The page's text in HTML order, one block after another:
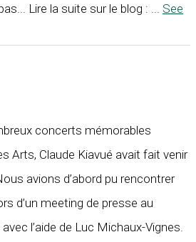
Lire la suite sur le blog :
See
concerts mémorables
Arts, Claude Kiavué avait fait venir
avions d’abord pu rencontrer
d’un meeting de presse au
l’aide de Luc Michaux-Vignes.